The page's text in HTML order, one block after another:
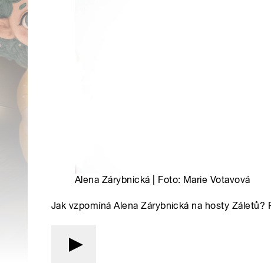
Alena Zárybnická | Foto: Marie Votavová
Jak vzpomíná Alena Zárybnická na hosty Záletů?